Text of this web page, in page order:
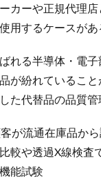
カーや正規代理
用するケースがあ
れる半導体・電
が紛れているこ
た代替品の品質
が流通在庫品か
較や透過X線検査
能試験